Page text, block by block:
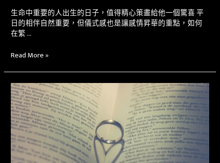
生命中重要的人出生的日子，值得精心策畫給他一個驚喜 平
日的相伴自然重要，但儀式感也是讓感情昇華的重點，如何
在繁 …
Read More »